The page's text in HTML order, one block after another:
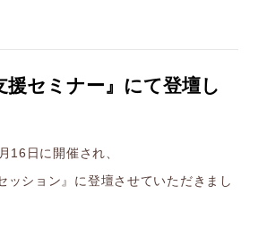
援セミナー』にて登壇し
16日に開催され、
ッション』に登壇させていただきまし